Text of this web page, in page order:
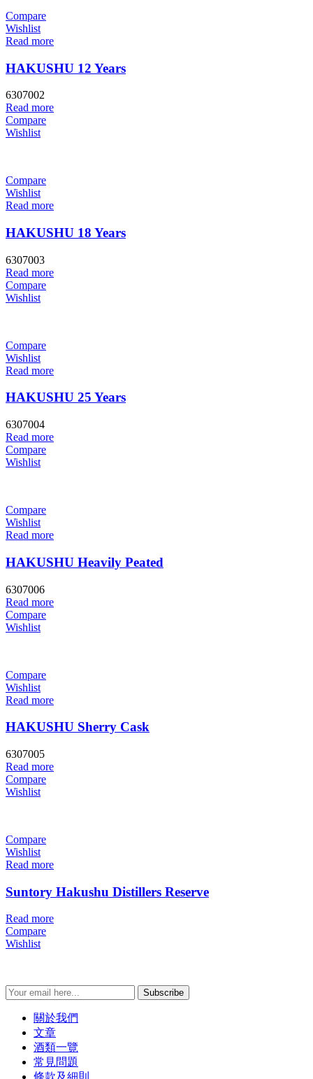
Compare
Wishlist
Read more
HAKUSHU 12 Years
6307002
Read more
Compare
Wishlist
Compare
Wishlist
Read more
HAKUSHU 18 Years
6307003
Read more
Compare
Wishlist
Compare
Wishlist
Read more
HAKUSHU 25 Years
6307004
Read more
Compare
Wishlist
Compare
Wishlist
Read more
HAKUSHU Heavily Peated
6307006
Read more
Compare
Wishlist
Compare
Wishlist
Read more
HAKUSHU Sherry Cask
6307005
Read more
Compare
Wishlist
Compare
Wishlist
Read more
Suntory Hakushu Distillers Reserve
Read more
Compare
Wishlist
Subscribe
關於我們
文章
酒類一覽
常見問題